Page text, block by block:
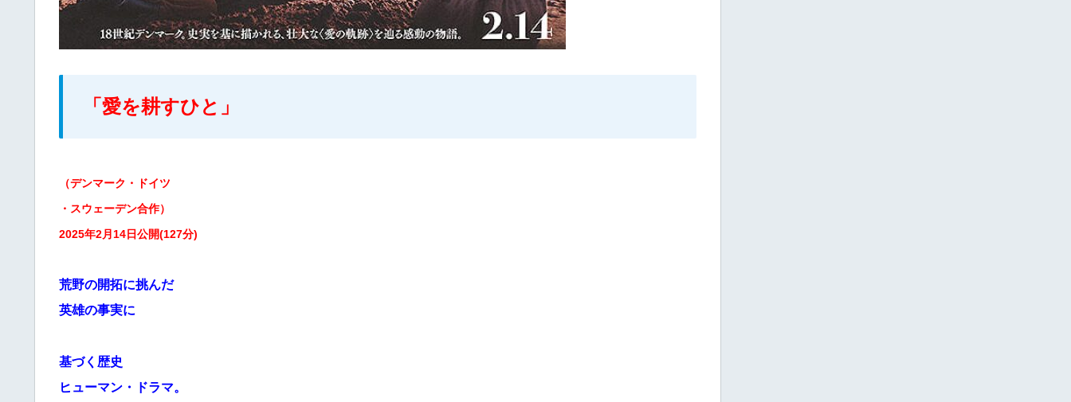
「愛を耕すひと」
（デンマーク・ドイツ
・スウェーデン合作）
2025年2月14日公開(127分)
荒野の開拓に挑んだ
英雄の事実に
基づく歴史
ヒューマン・ドラマ。